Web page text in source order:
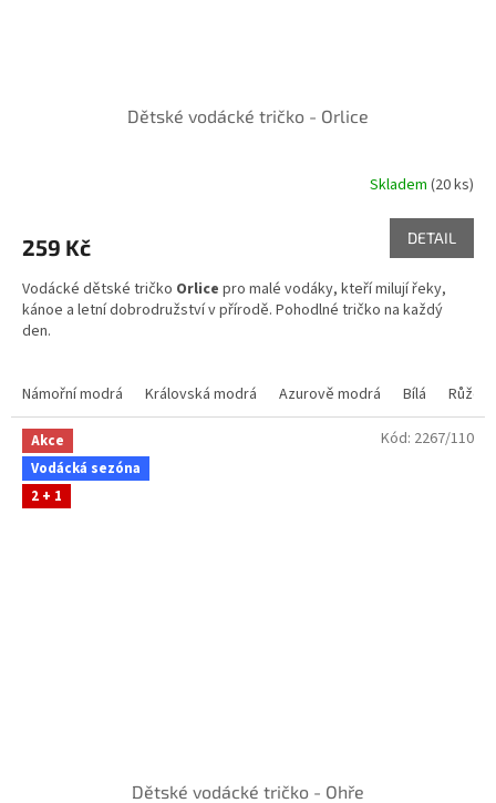
Dětské vodácké tričko - Orlice
Skladem (20 ks)
259 Kč DETAIL
Vodácké dětské tričko Orlice pro malé vodáky, kteří milují řeky,
kánoe a letní dobrodružství v přírodě. Pohodlné tričko na každý
den.
Námořní modrá
Královská modrá Azurově modrá Bílá Růžová
Akce
Vodácká sezóna
2 + 1
Dětské vodácké tričko - Ohře
Kód: 2267/110